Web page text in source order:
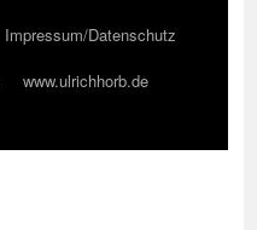
Impressum/Datenschutz
www.ulrichhorb.de